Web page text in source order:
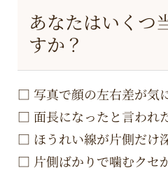
あなたはいくつ
すか？
□ 写真で顔の左右差が気
□ 面長になったと言われ
□ ほうれい線が片側だけ
□ 片側ばかりで噛むクセ